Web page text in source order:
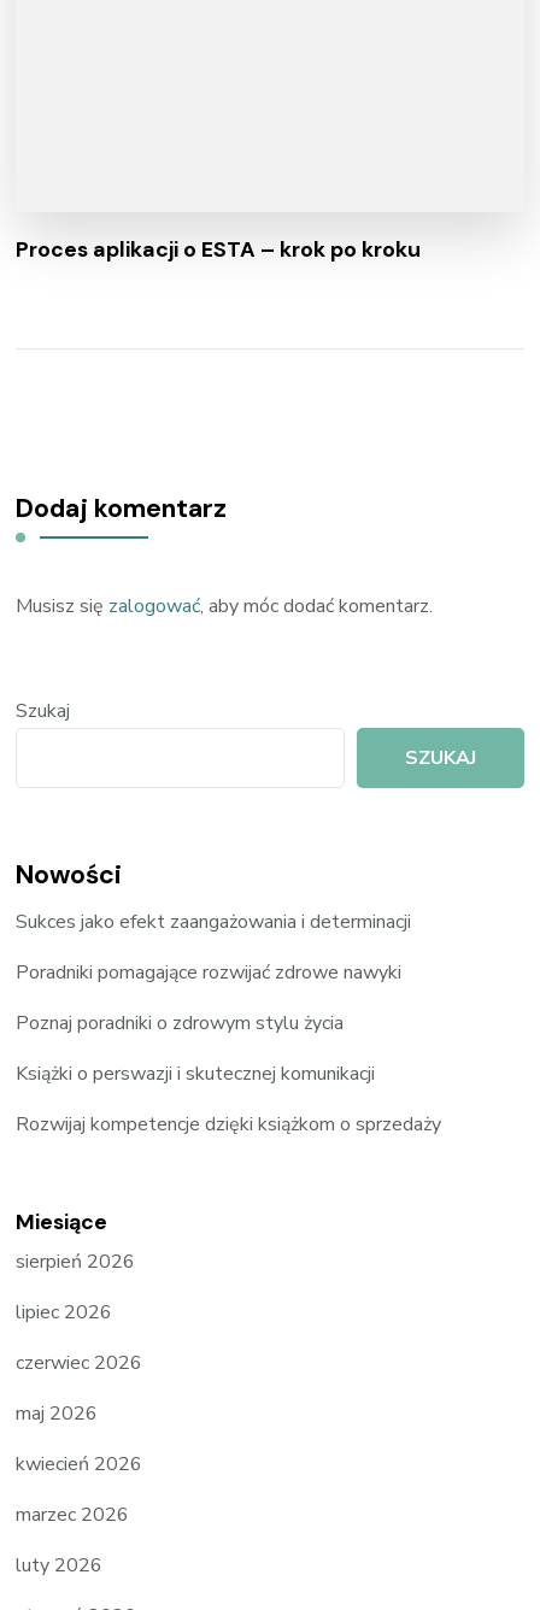
Proces aplikacji o ESTA – krok po kroku
Dodaj komentarz
Musisz się zalogować, aby móc dodać komentarz.
Szukaj
SZUKAJ
Nowości
Sukces jako efekt zaangażowania i determinacji
Poradniki pomagające rozwijać zdrowe nawyki
Poznaj poradniki o zdrowym stylu życia
Książki o perswazji i skutecznej komunikacji
Rozwijaj kompetencje dzięki książkom o sprzedaży
Miesiące
sierpień 2026
lipiec 2026
czerwiec 2026
maj 2026
kwiecień 2026
marzec 2026
luty 2026